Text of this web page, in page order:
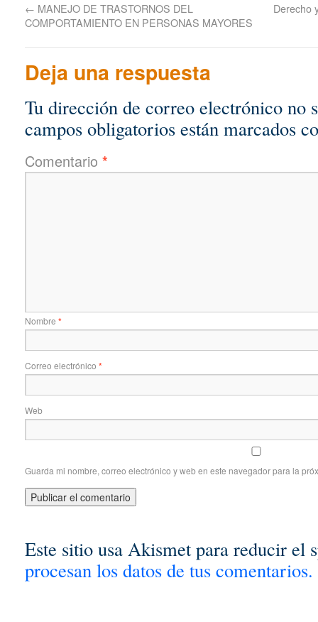
← MANEJO DE TRASTORNOS DEL
COMPORTAMIENTO EN PERSONAS MAYORES
Derecho
Deja una respuesta
Tu dirección de correo electrónico no
campos obligatorios están marcados
Comentario *
Nombre *
Correo electrónico *
Web
Guarda mi nombre, correo electrónico y web en este navegador para la
Este sitio usa Akismet para reducir el
procesan los datos de tus comentarios.